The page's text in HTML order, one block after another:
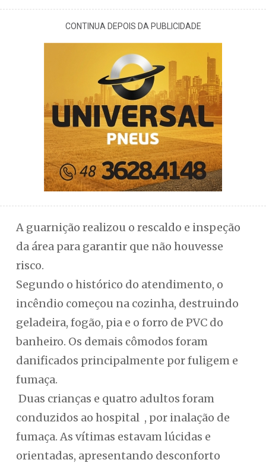
CONTINUA DEPOIS DA PUBLICIDADE
A guarnição realizou o rescaldo e inspeção
da área para garantir que não houvesse
risco.
Segundo o histórico do atendimento, o
incêndio começou na cozinha, destruindo
geladeira, fogão, pia e o forro de PVC do
banheiro. Os demais cômodos foram
danificados principalmente por fuligem e
fumaça.
Duas crianças e quatro adultos foram
conduzidos ao hospital , por inalação de
fumaça. As vítimas estavam lúcidas e
orientadas, apresentando desconforto